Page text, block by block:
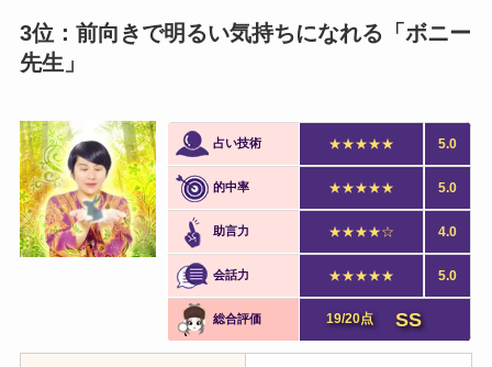
3位：前向きで明るい気持ちになれる「ボニー
先生」
占い技術 ★★★★★ 5.0
的中率 ★★★★★ 5.0
助言力 ★★★★☆ 4.0
会話力 ★★★★★ 5.0
総合評価 19/20点 SS